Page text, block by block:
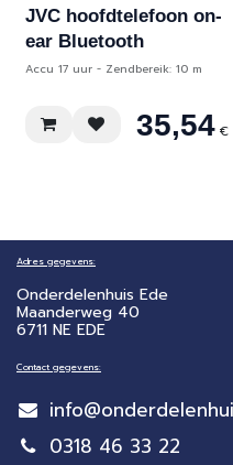
JVC hoofdtelefoon on-
ear Bluetooth
Accu 17 uur - Zendbereik: 10 m
35,54 €
Adres gegevens:
Onderdelenhuis Ede
Maanderweg 40
6711 NE EDE
Contact gegevens:
0318 46 33 22